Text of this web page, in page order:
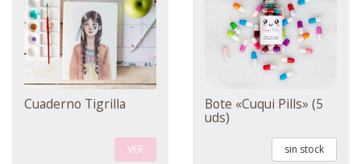
Cuaderno Tigrilla
VER
Bote «Cuqui Pills» (5
uds)
sin stock